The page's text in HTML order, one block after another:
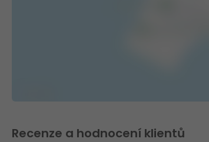
Recenze a hodnocení klientů